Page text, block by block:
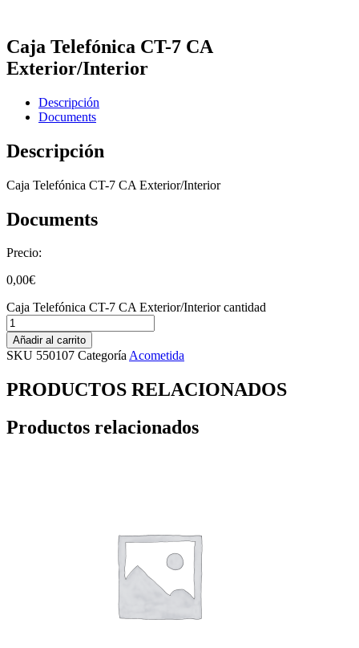
Caja Telefónica CT-7 CA
Exterior/Interior
Descripción
Documents
Descripción
Caja Telefónica CT-7 CA Exterior/Interior
Documents
Precio:
0,00€
Caja Telefónica CT-7 CA Exterior/Interior cantidad
Añadir al carrito
SKU 550107 CategoríaAcometida
PRODUCTOS RELACIONADOS
Productos relacionados